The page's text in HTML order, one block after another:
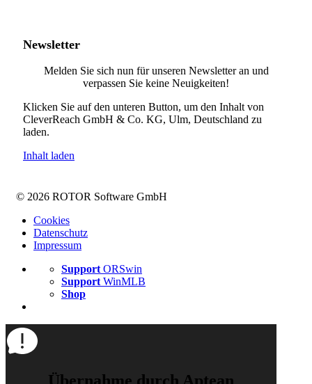
Newsletter
Melden Sie sich nun für unseren Newsletter an und
verpassen Sie keine Neuigkeiten!
Klicken Sie auf den unteren Button, um den Inhalt von
CleverReach GmbH & Co. KG, Ulm, Deutschland zu
laden.
Inhalt laden
© 2026 ROTOR Software GmbH
Cookies
Datenschutz
Impressum
Support ORSwin
Support WinMLB
Shop
Übernahme durch Aptean